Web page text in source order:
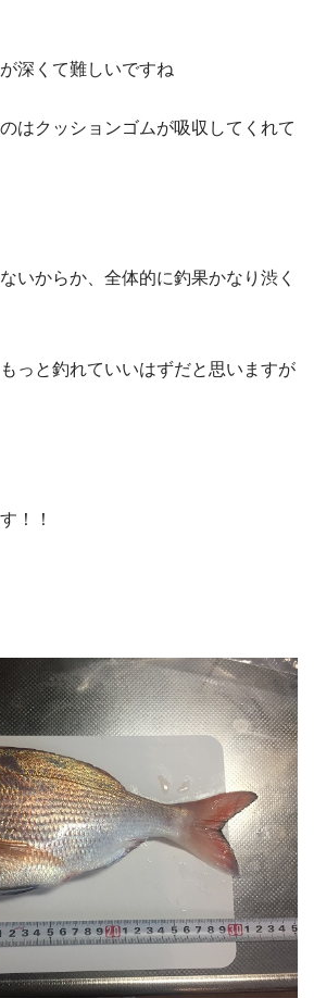
深くて難しいですね
はクッションゴムが吸収してくれて
いからか、全体的に釣果かなり渋く
っと釣れていいはずだと思いますが
！！